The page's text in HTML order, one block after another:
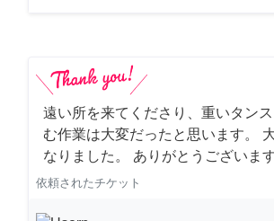
遠い所を来てくださり、重いタン
む作業は大変だったと思います。
なりました。 ありがとうございます
依頼されたチケット